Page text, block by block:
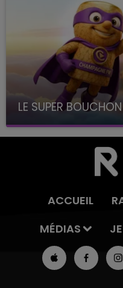
LE SUPER
avec La Famille
ACCUEIL
MÉDIAS